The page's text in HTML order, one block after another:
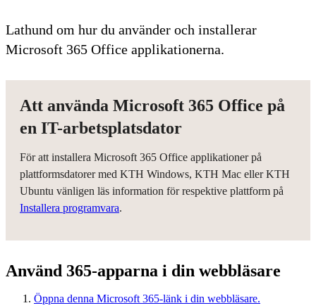
Lathund om hur du använder och installerar
Microsoft 365 Office applikationerna.
Att använda Microsoft 365 Office på
en IT-arbetsplatsdator
För att installera Microsoft 365 Office applikationer på
plattformsdatorer med KTH Windows, KTH Mac eller KTH
Ubuntu vänligen läs information för respektive plattform på
Installera programvara.
Använd 365-apparna i din webbläsare
Öppna denna Microsoft 365-länk i din webbläsare.